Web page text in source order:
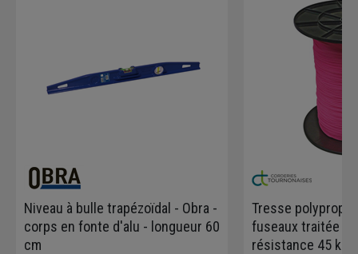
Niveau à bulle trapézoïdal - Obra -
corps en fonte d'alu - longueur 60
cm
Tresse
fuseaux traitée
résistance 45 kg